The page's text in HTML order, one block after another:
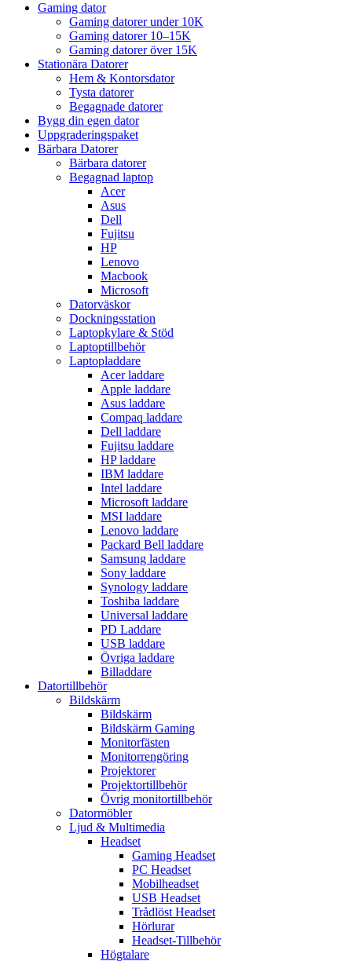
Gaming dator
Gaming datorer under 10K
Gaming datorer 10–15K
Gaming datorer över 15K
Stationära Datorer
Hem & Kontorsdator
Tysta datorer
Begagnade datorer
Bygg din egen dator
Uppgraderingspaket
Bärbara Datorer
Bärbara datorer
Begagnad laptop
Acer
Asus
Dell
Fujitsu
HP
Lenovo
Macbook
Microsoft
Datorväskor
Dockningsstation
Laptopkylare & Stöd
Laptoptillbehör
Laptopladdare
Acer laddare
Apple laddare
Asus laddare
Compaq laddare
Dell laddare
Fujitsu laddare
HP laddare
IBM laddare
Intel laddare
Microsoft laddare
MSI laddare
Lenovo laddare
Packard Bell laddare
Samsung laddare
Sony laddare
Synology laddare
Toshiba laddare
Universal laddare
PD Laddare
USB laddare
Övriga laddare
Billaddare
Datortillbehör
Bildskärm
Bildskärm
Bildskärm Gaming
Monitorfästen
Monitorrengöring
Projektorer
Projektortillbehör
Övrig monitortillbehör
Datormöbler
Ljud & Multimedia
Headset
Gaming Headset
PC Headset
Mobilheadset
USB Headset
Trådlöst Headset
Hörlurar
Headset-Tillbehör
Högtalare